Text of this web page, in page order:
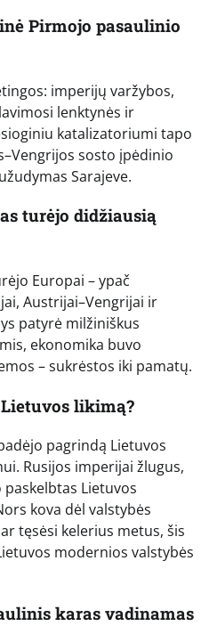
Pirmojo pasaulinio
imperijų varžybos,
lenktynės ir
katalizatoriumi tapo
sosto įpėdinio
Sarajeve.
turėjo didžiausią
Europai – ypač
Austrijai–Vengrijai ir
patyrė milžiniškus
ekonomika buvo
– sukrėstos iki pamatų.
likimą?
pagrindą Lietuvos
Rusijos imperijai žlugus,
paskelbtas Lietuvos
kova dėl valstybės
tęsėsi kelerius metus, šis
modernios valstybės
karas vadinamas